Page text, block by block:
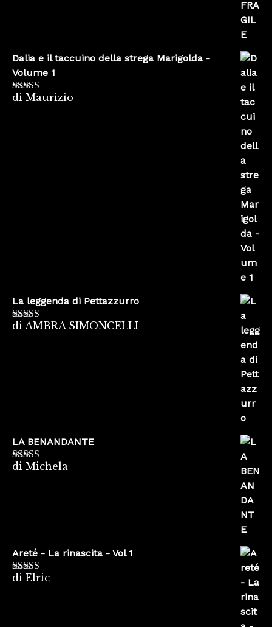
Dalia e il taccuino della strega Marigolda -
Volume 1
Valutato4
di Maurizio
La leggenda di Pettazzurro
Valutato5su
di AMBRA SIMONCELLI
LA BENANDANTE
Valutato5su
di Michela
Areté - La rinascita - Vol 1
Valutato5
di Elric